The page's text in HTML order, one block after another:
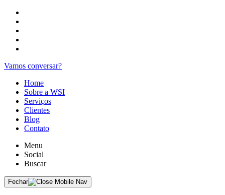
Vamos conversar?
Home
Sobre a WSI
Serviços
Clientes
Blog
Contato
Menu
Social
Buscar
Fechar